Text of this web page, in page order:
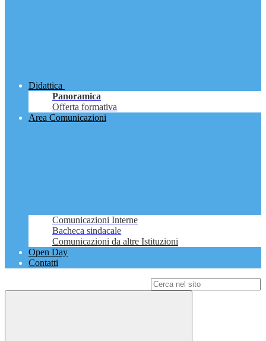
Didattica
Panoramica
Offerta formativa
Area Comunicazioni
Comunicazioni Interne
Bacheca sindacale
Comunicazioni da altre Istituzioni
Open Day
Contatti